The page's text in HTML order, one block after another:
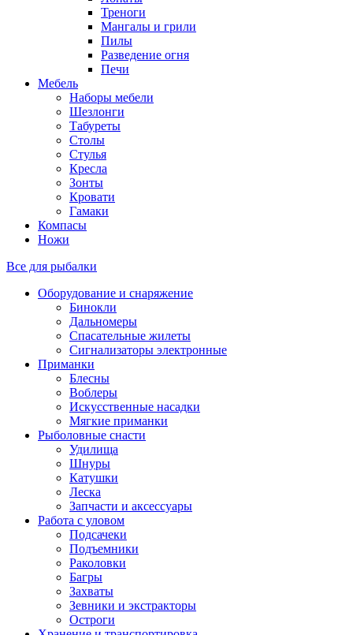
Треноги
Мангалы и грили
Пилы
Разведение огня
Печи
Мебель
Наборы мебели
Шезлонги
Табуреты
Столы
Стулья
Кресла
Зонты
Кровати
Гамаки
Компасы
Ножи
Все для рыбалки
Оборудование и снаряжение
Бинокли
Дальномеры
Спасательные жилеты
Сигнализаторы электронные
Приманки
Блесны
Воблеры
Искусственные насадки
Мягкие приманки
Рыболовные снасти
Удилища
Шнуры
Катушки
Леска
Запчасти и аксессуары
Работа с уловом
Подсачеки
Подъемники
Раколовки
Багры
Захваты
Зевники и экстракторы
Остроги